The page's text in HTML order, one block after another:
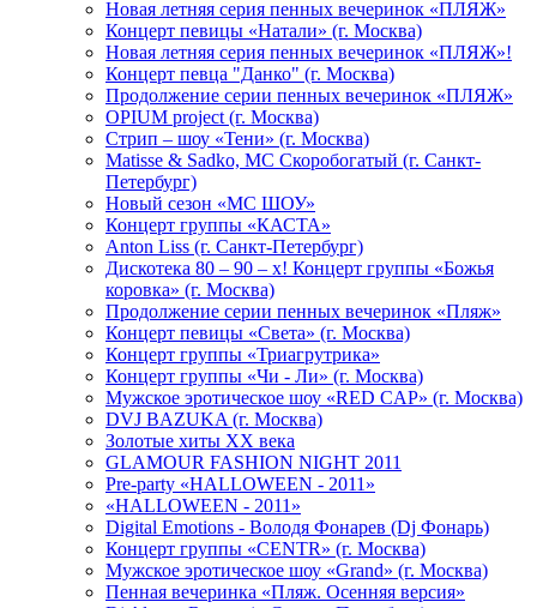
Новая летняя серия пенных вечеринок «ПЛЯЖ»
Концерт певицы «Натали» (г. Москва)
Новая летняя серия пенных вечеринок «ПЛЯЖ»!
Концерт певца "Данко" (г. Москва)
Продолжение серии пенных вечеринок «ПЛЯЖ»
OPIUM project (г. Москва)
Стрип – шоу «Тени» (г. Москва)
Matissе & Sadko, MC Скоробогатый (г. Санкт-
Петербург)
Новый сезон «МС ШОУ»
Концерт группы «КАСТА»
Anton Liss (г. Санкт-Петербург)
Дискотека 80 – 90 – х! Концерт группы «Божья
коровка» (г. Москва)
Продолжение серии пенных вечеринок «Пляж»
Концерт певицы «Света» (г. Москва)
Концерт группы «Триагрутрика»
Концерт группы «Чи - Ли» (г. Москва)
Мужское эротическое шоу «RED CAP» (г. Москва)
DVJ BAZUKA (г. Москва)
Золотые хиты XX века
GLAMOUR FASHION NIGHT 2011
Pre-party «HALLOWEEN - 2011»
«HALLOWEEN - 2011»
Digital Emotions - Володя Фонарев (Dj Фонарь)
Концерт группы «CENTR» (г. Москва)
Мужское эротическое шоу «Grand» (г. Москва)
Пенная вечеринка «Пляж. Осенняя версия»